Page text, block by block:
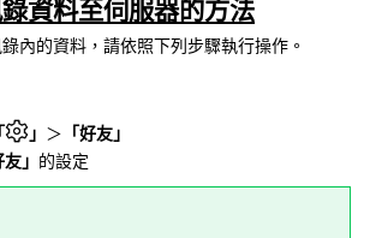
資料至伺服器的方法
內的資料，請依照下列步驟執行操作。
「 」 ＞ 「好友」
」 的設定